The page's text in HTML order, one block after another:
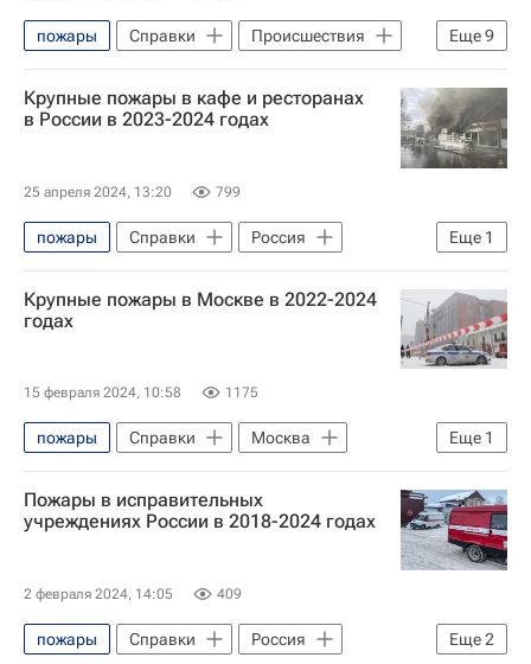
Еще9
пожары Справки
Происшествия
Краснодарский край
Владивосток
Сергей Меняйло
Пожар
Мусор
Бытовой мусор
Свалки
Крупные пожары в кафе и ресторанах
в России в 2023-2024 годах
25 апреля 2024, 13:20 799
Еще 1
пожары Справки
Россия
Происшествия
Крупные пожары в Москве в 2022-2024
годах
15 февраля 2024, 10:58 1175
Еще 1
пожары Справки
Москва
Происшествия
Пожары в исправительных
учреждениях России в 2018-2024 годах
2 февраля 2024, 14:05 409
Еще2
пожары Справки
Россия